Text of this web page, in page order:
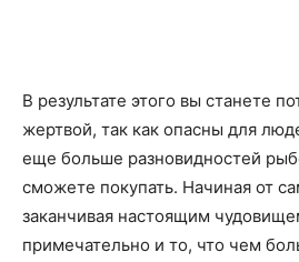
В результате этого вы станете
жертвой, так как опасны для
еще больше разновидностей
сможете покупать. Начиная от
заканчивая настоящим
примечательно и то, что чем